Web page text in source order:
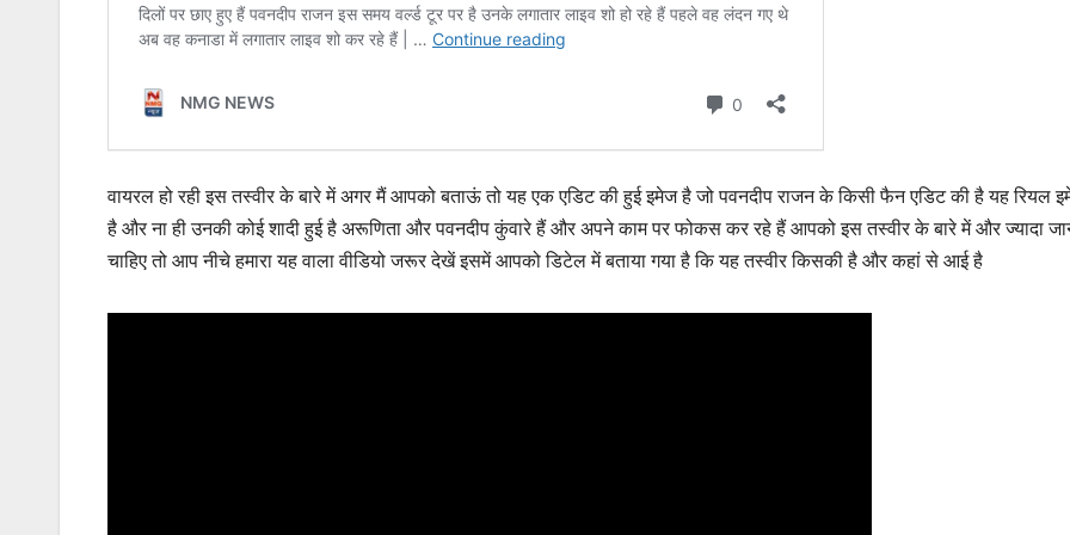
वायरल हो रही इस तस्वीर के बारे में अगर मैं आपको बताऊं तो यह एक एडिट की हुई इमेज है जो पवनदीप राजन के किसी फैन एडिट की है यह रियल
है और ना ही उनकी कोई शादी हुई है अरूणिता और पवनदीप कुंवारे हैं और अपने काम पर फोकस कर रहे हैं आपको इस तस्वीर के बारे में और ज्यादा
चाहिए तो आप नीचे हमारा यह वाला वीडियो जरूर देखें इसमें आपको डिटेल में बताया गया है कि यह तस्वीर किसकी है और कहां से आई है